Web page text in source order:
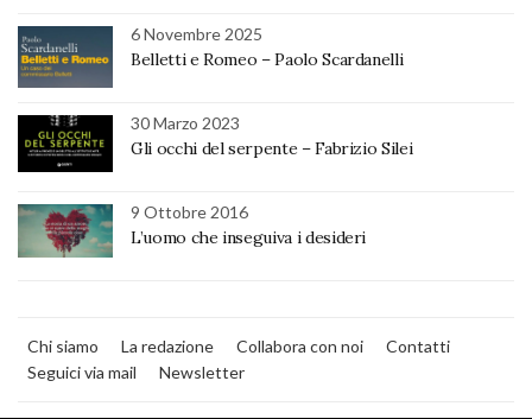
6 Novembre 2025
Belletti e Romeo – Paolo Scardanelli
30 Marzo 2023
Gli occhi del serpente – Fabrizio Silei
9 Ottobre 2016
L’uomo che inseguiva i desideri
Chi siamo La redazione Collabora con noi
Contatti
Seguici via mail
Newsletter